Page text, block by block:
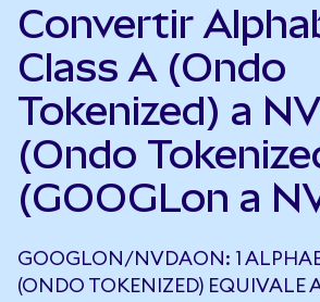
Convertir
Class A (Ondo
Tokenized) a
(Ondo
(GOOGLon a
GOOGLON/NVDAON: 1
(ONDO TOKENIZED) EQUIVALE